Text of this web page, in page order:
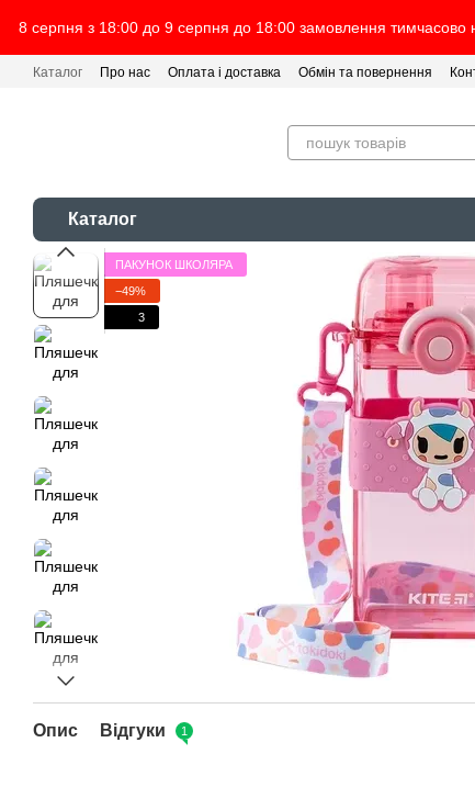
8 серпня з 18:00 до 9 серпня до 18:00 замовлення тимчасово
Каталог Про нас Оплата і доставка Обмін та повернення
Каталог
ПАКУНОК ШКОЛЯРА
−49%
3
Опис Відгуки 1